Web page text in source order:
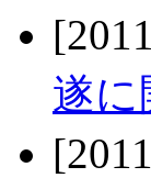
遂に